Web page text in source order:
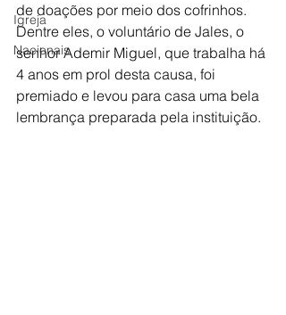
Igreja
Nacionais
de doações por meio dos cofrinhos.
Dentre eles, o voluntário de Jales, o
senhor Ademir Miguel, que trabalha há
4 anos em prol desta causa, foi
premiado e levou para casa uma bela
lembrança preparada pela instituição.